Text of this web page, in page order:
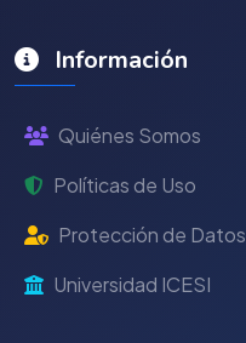
Información
Quiénes Somos
Políticas de Uso
Protección de Datos
Universidad ICESI